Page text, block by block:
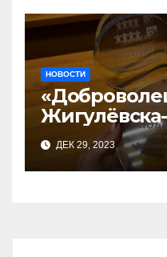
НОВОСТИ
ДЕК 29, 2023